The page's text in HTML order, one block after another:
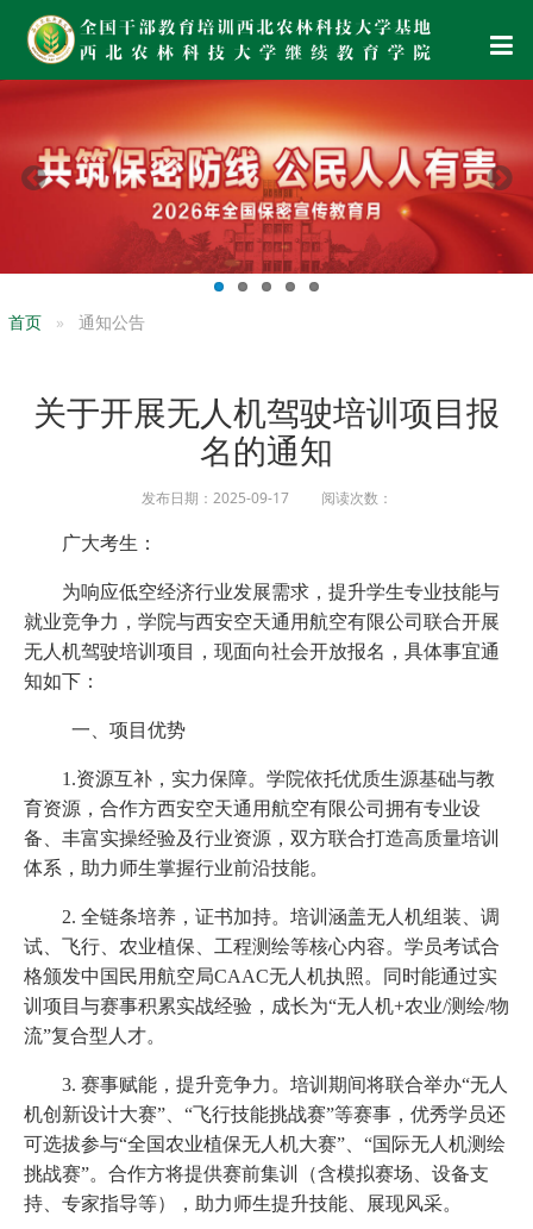
首页 通知公告
关于开展无人机驾驶培训项目报
名的通知
发布日期：2025-09-17 阅读次数：
广大考生：
为响应低空经济行业发展需求，提升学生专业技能与
就业竞争力，学院与西安空天通用航空有限公司联合开展
无人机驾驶培训项目，现面向社会开放报名，具体事宜通
知如下：
一、 项目优势
1.资源互补，实力保障。学院依托优质生源基础与教
育资源，合作方西安空天通用航空有限公司拥有专业设
备、丰富实操经验及行业资源，双方联合打造高质量培训
体系，助力师生掌握行业前沿技能。
2. 全链条培养，证书加持。培训涵盖无人机组装、调
试、飞行、农业植保、工程测绘等核心内容。学员考试合
格颁发中国民用航空局CAAC无人机执照。同时能通过实
训项目与赛事积累实战经验，成长为“无人机+农业/测绘/物
流”复合型人才。
3. 赛事赋能，提升竞争力。培训期间将联合举办“无人
机创新设计大赛”、“飞行技能挑战赛”等赛事，优秀学员还
可选拔参与“全国农业植保无人机大赛”、“国际无人机测绘
挑战赛”。合作方将提供赛前集训（含模拟赛场、设备支
持、专家指导等），助力师生提升技能、展现风采。